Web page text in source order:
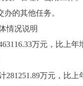
的其他任务。
情况说明
万元，比上年
万元，比上